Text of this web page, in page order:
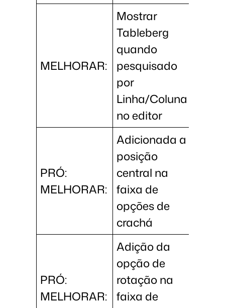
MELHORAR:
Mostrar
Tableberg
quando
pesquisado
por
Linha/Coluna
no editor
PRÓ:
MELHORAR:
Adicionada a
posição
central na
faixa de
opções de
crachá
PRÓ:
MELHORAR:
Adição da
opção de
rotação na
faixa de